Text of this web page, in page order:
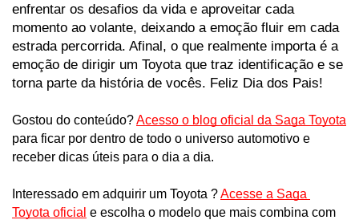
enfrentar os desafios da vida e aproveitar cada
momento ao volante, deixando a emoção fluir em cada
estrada percorrida. Afinal, o que realmente importa é a
emoção de dirigir um Toyota que traz identificação e se
torna parte da história de vocês. Feliz Dia dos Pais!
Gostou do conteúdo? Acesso o blog oficial da Saga Toyota
para ficar por dentro de todo o universo automotivo e
receber dicas úteis para o dia a dia.
Interessado em adquirir um Toyota ? Acesse a Saga
Toyota oficial e escolha o modelo que mais combina com